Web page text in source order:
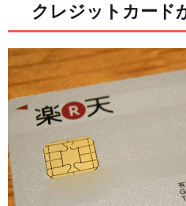
クレジットカード